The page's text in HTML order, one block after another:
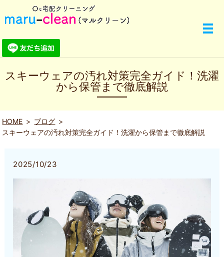
スキーウェアの汚れ対策完全ガイド！洗濯
から保管まで徹底解説
HOME
ブログ
スキーウェアの汚れ対策完全ガイド！洗濯から保管まで徹底解説
2025/10/23